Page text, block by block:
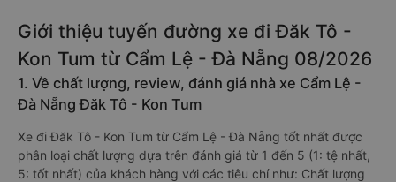
Giới thiệu tuyến đường xe đi Đăk Tô -
Kon Tum từ Cẩm Lệ - Đà Nẵng 08/2026
1. Về chất lượng, review, đánh giá nhà xe Cẩm Lệ -
Đà Nẵng Đăk Tô - Kon Tum
Xe đi Đăk Tô - Kon Tum từ Cẩm Lệ - Đà Nẵng tốt nhất được
phân loại chất lượng dựa trên đánh giá từ 1 đến 5 (1: tệ nhất,
5: tốt nhất) của khách hàng với các tiêu chí như: Chất lượng